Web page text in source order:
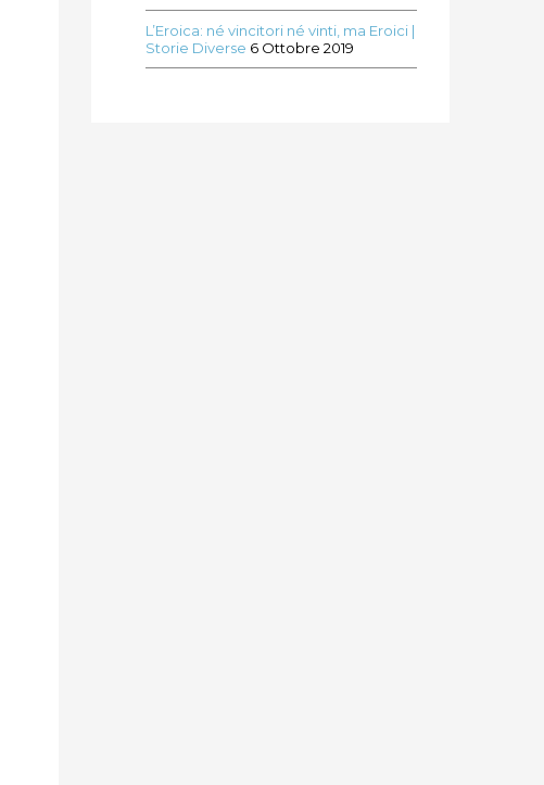
L’Eroica: né vincitori né vinti, ma Eroici |
Storie Diverse 6 Ottobre 2019